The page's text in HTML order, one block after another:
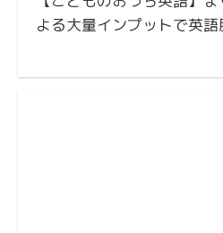
よる大量インプットで英語